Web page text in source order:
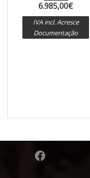
6.985,00€
IVA incl. Acresce
Documentação